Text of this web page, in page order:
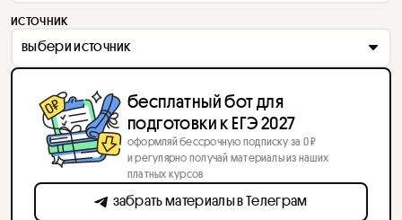
источник
выбери источник
бесплатный бот для
подготовки к ЕГЭ 2027
оформляй бессрочную подписку за 0 ₽
и регулярно получай материалы из наших
платных курсов
забрать материалы в Телеграм